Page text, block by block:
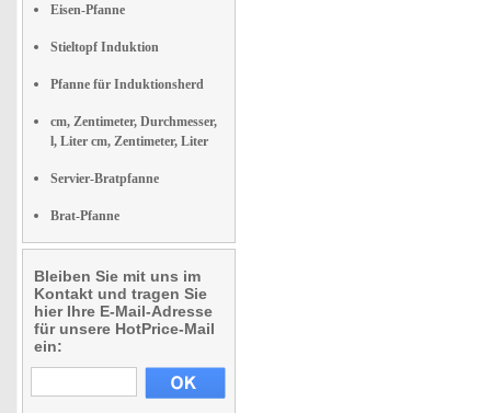
Eisen-Pfanne
Stieltopf Induktion
Pfanne für Induktionsherd
cm, Zentimeter, Durchmesser,
l, Liter cm, Zentimeter, Liter
Servier-Bratpfanne
Brat-Pfanne
Bleiben Sie mit uns im
Kontakt und tragen Sie
hier Ihre E-Mail-Adresse
für unsere HotPrice-Mail
ein: